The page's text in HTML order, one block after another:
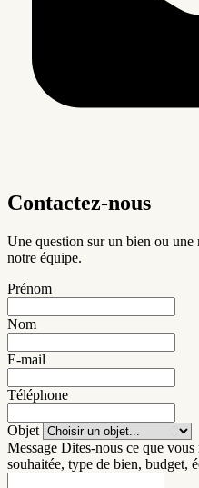
Contactez-nous
Une question sur un bien ou
notre équipe.
Prénom
Nom
E-mail
Téléphone
Objet
Message Dites-nous ce que
souhaitée, type de bien, budget,